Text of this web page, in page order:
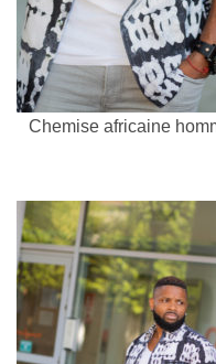
Chemise africaine